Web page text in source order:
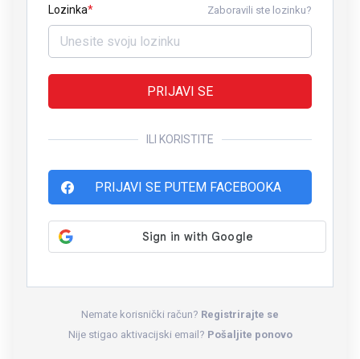
Lozinka Zaboravili ste lozinku?
PRIJAVI SE
ILI KORISTITE
PRIJAVI SE PUTEM FACEBOOKA
Nemate korisnički račun? Registrirajte se
Nije stigao aktivacijski email? Pošaljite ponovo